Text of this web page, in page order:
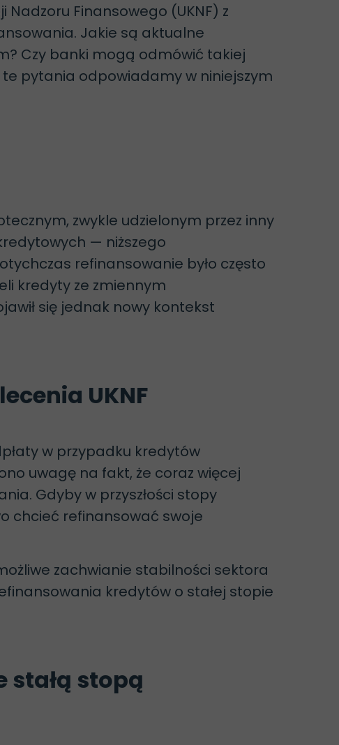
Finansowego (UKNF) z
Jakie są aktualne
Czy banki mogą odmówić takiej
pytania odpowiadamy w niniejszym
zwykle udzielonym przez inny
— niższego
refinansowanie było często
kredyty ze zmiennym
się jednak nowy kontekst
UKNF
w przypadku kredytów
uwagę na fakt, że coraz więcej
Gdyby w przyszłości stopy
chcieć refinansować swoje
zachwianie stabilności sektora
kredytów o stałej stopie
stopą